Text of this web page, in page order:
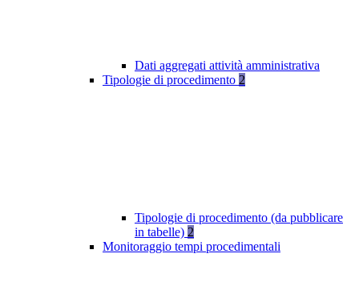
Dati aggregati attività amministrativa
Tipologie di procedimento 2
Tipologie di procedimento (da pubblicare
in tabelle) 2
Monitoraggio tempi procedimentali